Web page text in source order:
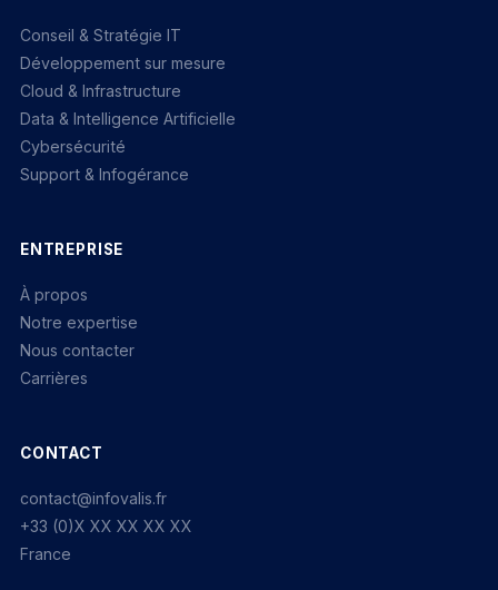
Conseil & Stratégie IT
Développement sur mesure
Cloud & Infrastructure
Data & Intelligence Artificielle
Cybersécurité
Support & Infogérance
ENTREPRISE
À propos
Notre expertise
Nous contacter
Carrières
CONTACT
contact@infovalis.fr
+33 (0)X XX XX XX XX
France